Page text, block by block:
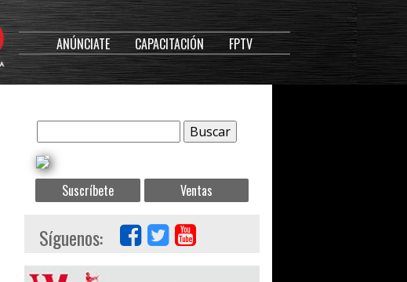
ANÚNCIATE CAPACITACIÓN FPTV
Suscríbete Ventas
Síguenos: